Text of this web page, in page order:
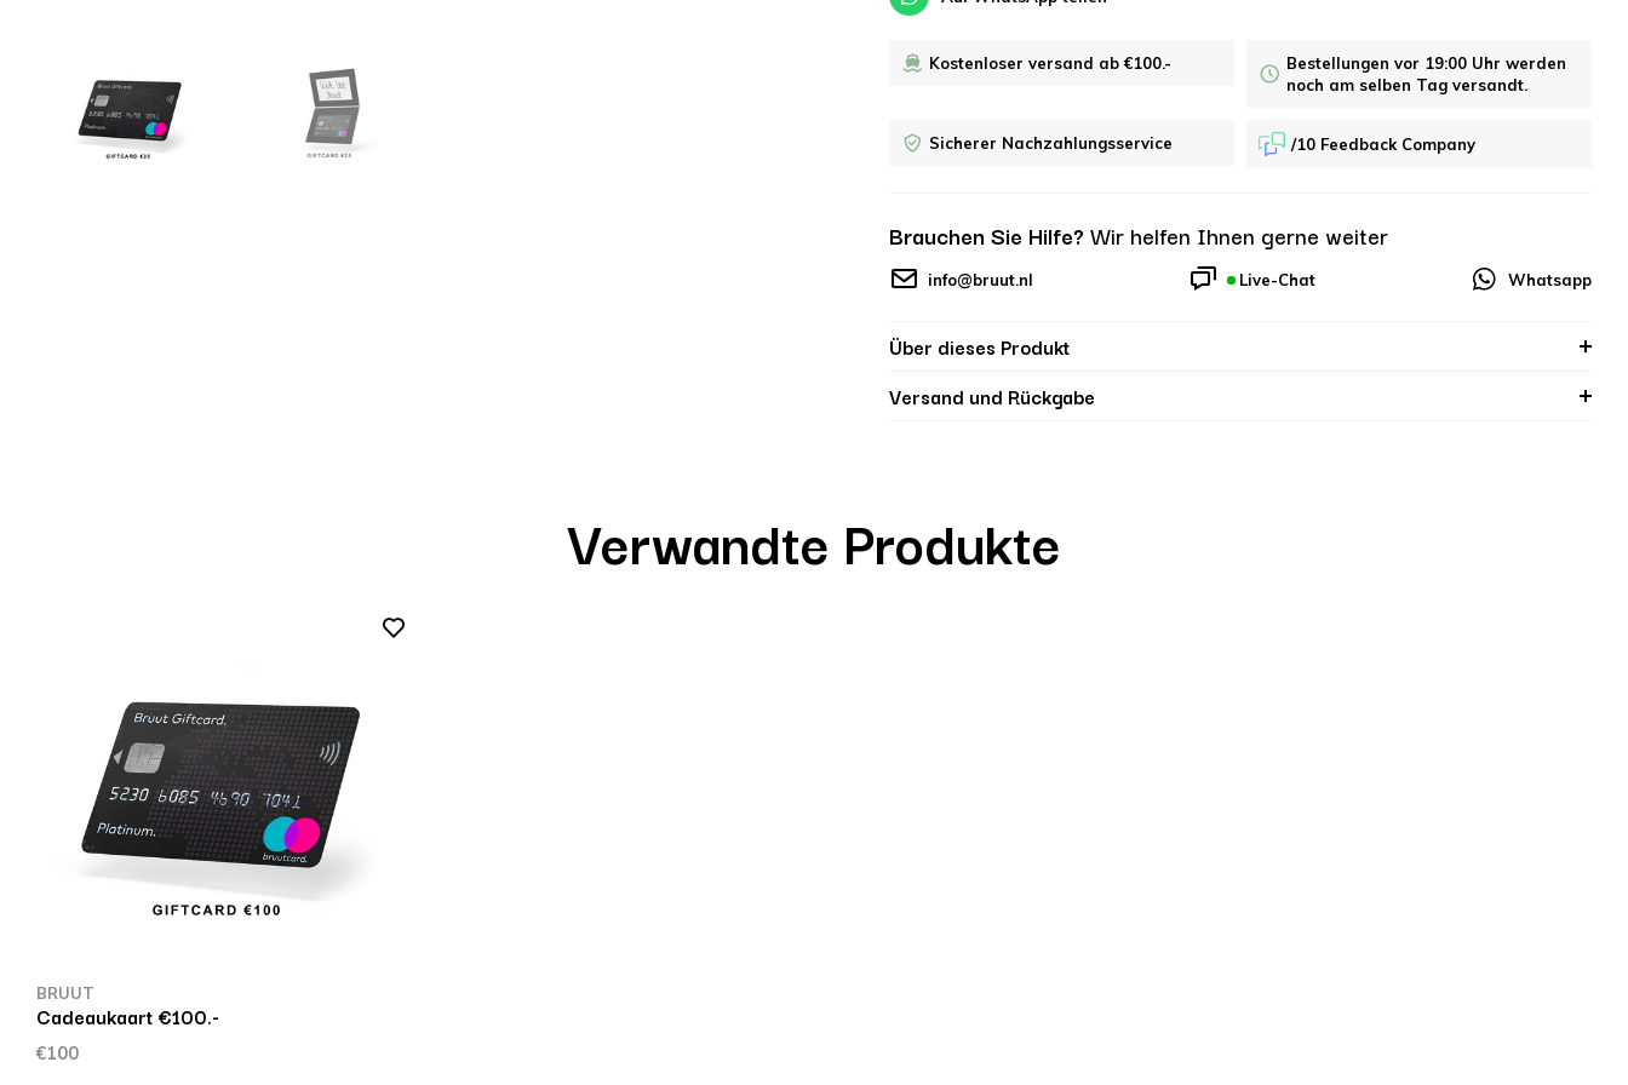
Kostenloser versand ab €100.-
Bestellungen vor 19:00 Uhr werden
noch am selben Tag versandt.
Sicherer Nachzahlungsservice /10 Feedback Company
Brauchen Sie Hilfe? Wir helfen Ihnen gerne weiter
info@bruut.nl Live-Chat Whatsapp
Über dieses Produkt
Versand und Rückgabe
Verwandte Produkte
BRUUT
Cadeaukaart €100.-
€100